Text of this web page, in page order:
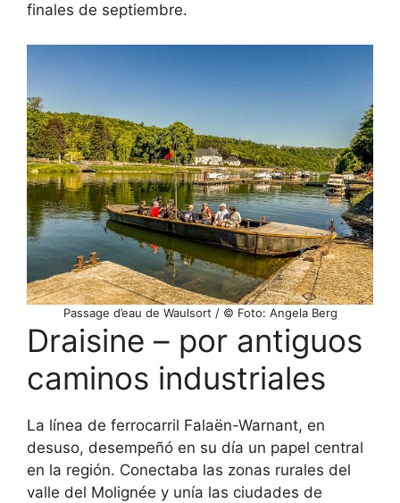
finales de septiembre.
Passage d’eau de Waulsort / © Foto: Angela Berg
Draisine – por antiguos
caminos industriales
La línea de ferrocarril Falaën-Warnant, en
desuso, desempeñó en su día un papel central
en la región. Conectaba las zonas rurales del
valle del Molignée y unía las ciudades de